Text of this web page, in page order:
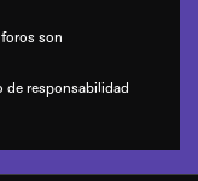
son
de responsabilidad